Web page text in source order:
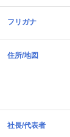
フリガナ
住所/地図
社長/代表者